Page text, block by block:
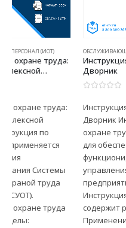
ОБСЛУЖИВАЮЩИЙ ПЕРСОНАЛ (ИОТ)
Инструкция по охране труда:
Дворник
Инструкция по охране труда:
Дворник Инструкция по
охране труда применяется
для обеспечения
функционирования Системы
управления охраной труда
предприятия (СУОТ).
Инструкция по охране труда
содержит разделы:
Применение Общие